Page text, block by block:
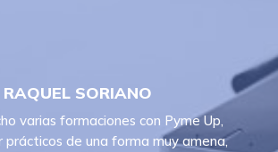
RAQUEL SORIANO
varias formaciones con Pyme Up,
prácticos de una forma muy amena,